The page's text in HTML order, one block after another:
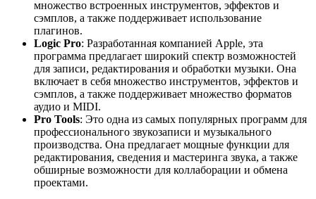
множество встроенных инструментов, эффектов и
сэмплов, а также поддерживает использование
плагинов.
Logic Pro: Разработанная компанией Apple, эта
программа предлагает широкий спектр возможностей
для записи, редактирования и обработки музыки. Она
включает в себя множество инструментов, эффектов и
сэмплов, а также поддерживает множество форматов
аудио и MIDI.
Pro Tools: Это одна из самых популярных программ для
профессионального звукозаписи и музыкального
производства. Она предлагает мощные функции для
редактирования, сведения и мастеринга звука, а также
обширные возможности для коллаборации и обмена
проектами.